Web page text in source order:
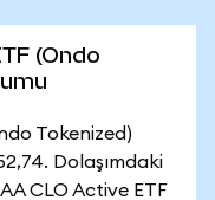
(Ondo
Tokenized)
Dolaşımdaki
CLO Active ETF